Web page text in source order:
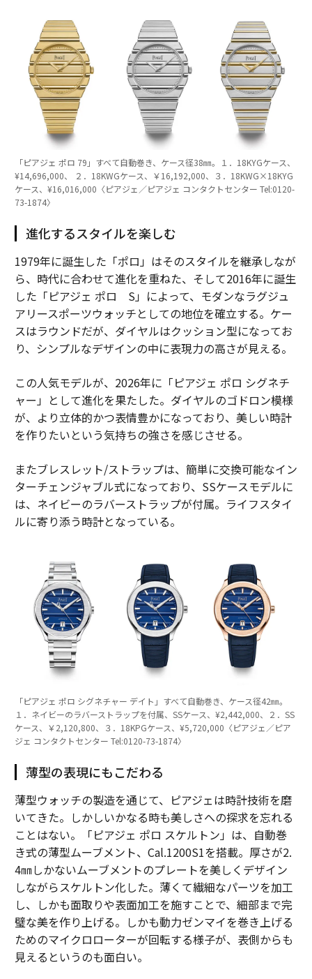
「ピアジェ ポロ 79」すべて自動巻き、ケース径38㎜。１．18KYGケース、
¥14,696,000、 ２．18KWGケース、￥16,192,000、３．18KWG×18KYG
ケース、¥16,016,000〈ピアジェ／ピアジェ コンタクトセンター Tel:0120-
73-1874〉
進化するスタイルを楽しむ
1979年に誕生した「ポロ」はそのスタイルを継承しなが
ら、時代に合わせて進化を重ねた、そして2016年に誕生
した「ピアジェ ポロ S」によって、モダンなラグジュ
アリースポーツウォッチとしての地位を確立する。ケー
スはラウンドだが、ダイヤルはクッション型になってお
り、シンプルなデザインの中に表現力の高さが見える。
この人気モデルが、2026年に「ピアジェ ポロ シグネチ
ャー」として進化を果たした。ダイヤルのゴドロン模様
が、より立体的かつ表情豊かになっており、美しい時計
を作りたいという気持ちの強さを感じさせる。
またブレスレット/ストラップは、簡単に交換可能なイン
ターチェンジャブル式になっており、SSケースモデルに
は、ネイビーのラバーストラップが付属。ライフスタイ
ルに寄り添う時計となっている。
「ピアジェ ポロ シグネチャー デイト」すべて自動巻き、ケース径42㎜。
１．ネイビーのラバーストラップを付属、SSケース、¥2,442,000、２．SS
ケース、￥2,120,800、３．18KPGケース、¥5,720,000〈ピアジェ／ピア
ジェ コンタクトセンター Tel:0120-73-1874〉
薄型の表現にもこだわる
薄型ウォッチの製造を通じて、ピアジェは時計技術を磨
いてきた。しかしいかなる時も美しさへの探求を忘れる
ことはない。「ピアジェ ポロ スケルトン」は、自動巻
き式の薄型ムーブメント、Cal.1200S1を搭載。厚さが2.
4㎜しかないムーブメントのプレートを美しくデザイン
しながらスケルトン化した。薄くて繊細なパーツを加工
し、しかも面取りや表面加工を施すことで、細部まで完
璧な美を作り上げる。しかも動力ゼンマイを巻き上げる
ためのマイクロローターが回転する様子が、表側からも
見えるというのも面白い。